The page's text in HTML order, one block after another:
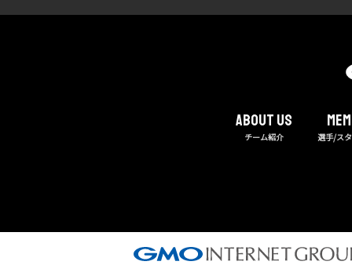
About us
チーム紹介 選手/ス